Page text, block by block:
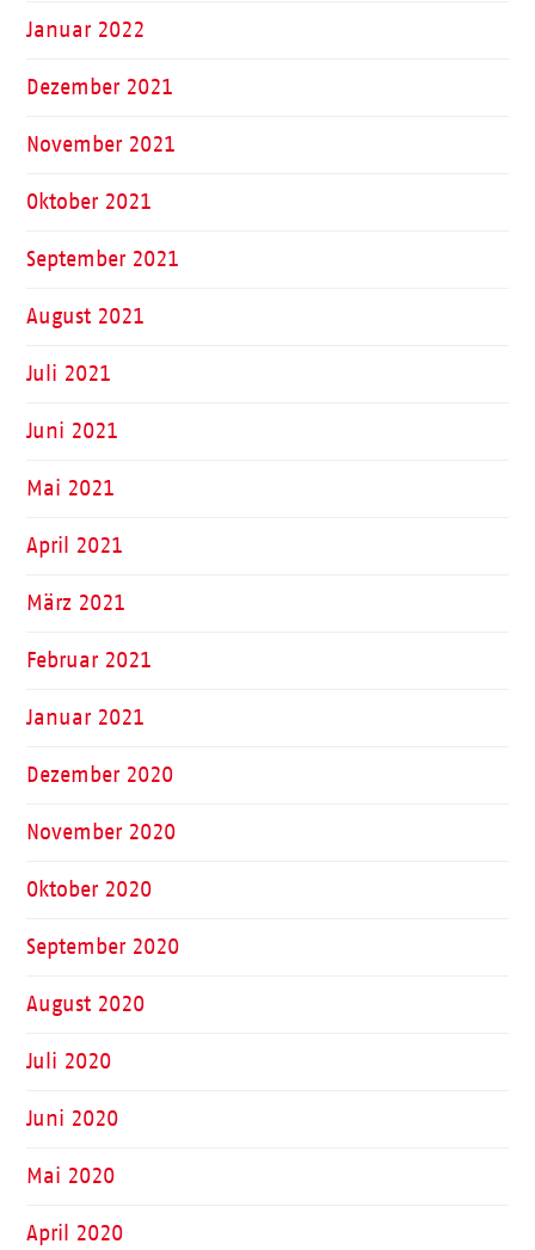
Januar 2022
Dezember 2021
November 2021
Oktober 2021
September 2021
August 2021
Juli 2021
Juni 2021
Mai 2021
April 2021
März 2021
Februar 2021
Januar 2021
Dezember 2020
November 2020
Oktober 2020
September 2020
August 2020
Juli 2020
Juni 2020
Mai 2020
April 2020